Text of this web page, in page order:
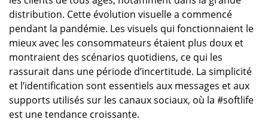
distribution. Cette évolution visuelle a commencé
pendant la pandémie. Les visuels qui fonctionnaient le
mieux avec les consommateurs étaient plus doux et
montraient des scénarios quotidiens, ce qui les
rassurait dans une période d’incertitude. La simplicité
et l’identification sont essentiels aux messages et aux
supports utilisés sur les canaux sociaux, où la #softlife
est une tendance croissante.